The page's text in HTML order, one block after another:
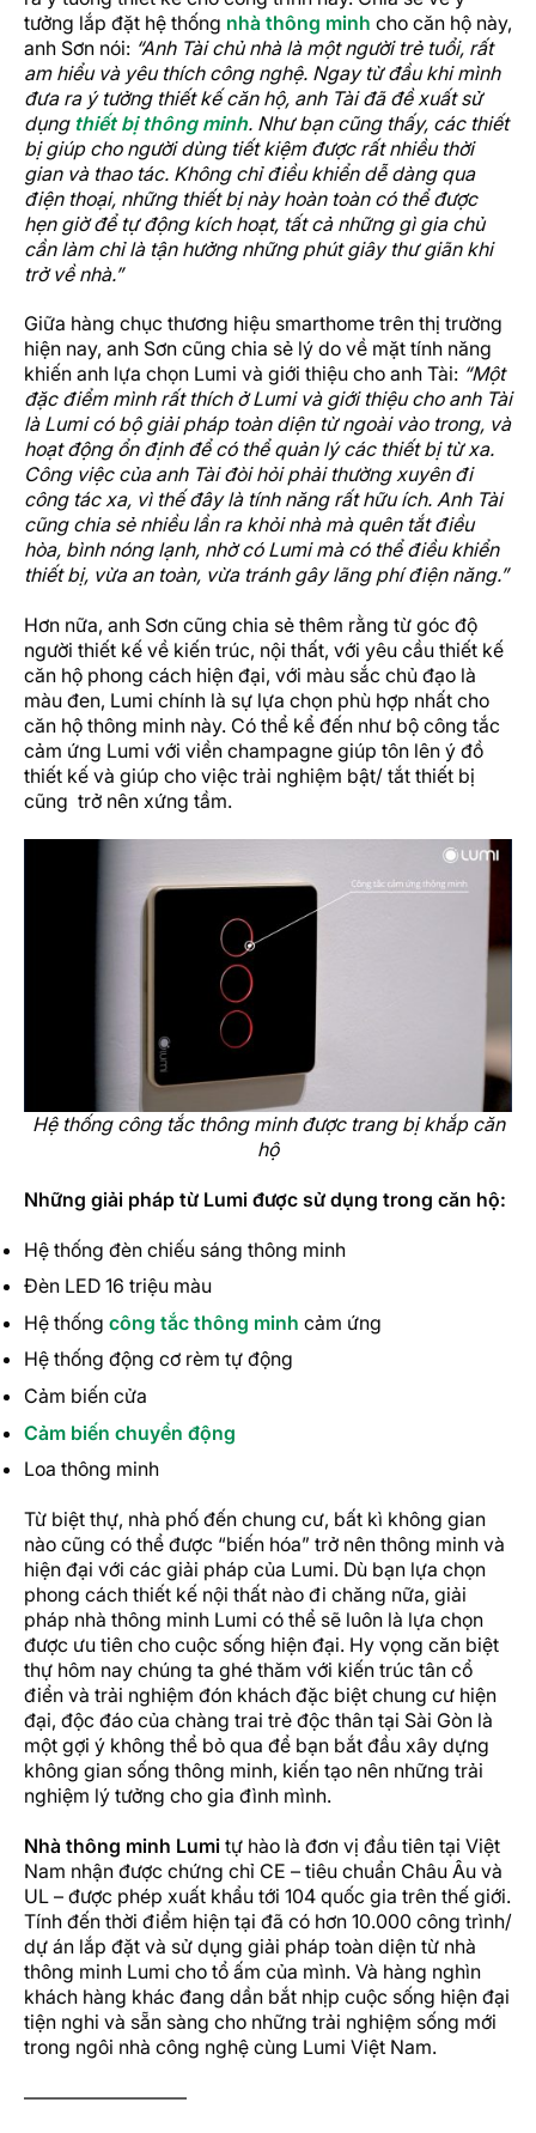
tưởng lắp đặt hệ thống nhà thông minh cho căn hộ này,
anh Sơn nói: “Anh Tài chủ nhà là một người trẻ tuổi, rất
am hiểu và yêu thích công nghệ. Ngay từ đầu khi mình
đưa ra ý tưởng thiết kế căn hộ, anh Tài đã đề xuất sử
dụng thiết bị thông minh. Như bạn cũng thấy, các thiết
bị giúp cho người dùng tiết kiệm được rất nhiều thời
gian và thao tác. Không chỉ điều khiển dễ dàng qua
điện thoại, những thiết bị này hoàn toàn có thể được
hẹn giờ để tự động kích hoạt, tất cả những gì gia chủ
cần làm chỉ là tận hưởng những phút giây thư giãn khi
trở về nhà.”
Giữa hàng chục thương hiệu smarthome trên thị trường
hiện nay, anh Sơn cũng chia sẻ lý do về mặt tính năng
khiến anh lựa chọn Lumi và giới thiệu cho anh Tài: “Một
đặc điểm mình rất thích ở Lumi và giới thiệu cho anh Tài
là Lumi có bộ giải pháp toàn diện từ ngoài vào trong, và
hoạt động ổn định để có thể quản lý các thiết bị từ xa.
Công việc của anh Tài đòi hỏi phải thường xuyên đi
công tác xa, vì thế đây là tính năng rất hữu ích. Anh Tài
cũng chia sẻ nhiều lần ra khỏi nhà mà quên tắt điều
hòa, bình nóng lạnh, nhờ có Lumi mà có thể điều khiển
thiết bị, vừa an toàn, vừa tránh gây lãng phí điện năng.”
Hơn nữa, anh Sơn cũng chia sẻ thêm rằng từ góc độ
người thiết kế về kiến trúc, nội thất, với yêu cầu thiết kế
căn hộ phong cách hiện đại, với màu sắc chủ đạo là
màu đen, Lumi chính là sự lựa chọn phù hợp nhất cho
căn hộ thông minh này. Có thể kể đến như bộ công tắc
cảm ứng Lumi với viền champagne giúp tôn lên ý đồ
thiết kế và giúp cho việc trải nghiệm bật/ tắt thiết bị
cũng trở nên xứng tầm.
Hệ thống công tắc thông minh được trang bị khắp căn
hộ
Những giải pháp từ Lumi được sử dụng trong căn hộ:
Hệ thống đèn chiếu sáng thông minh
Đèn LED 16 triệu màu
Hệ thống công tắc thông minh cảm ứng
Hệ thống động cơ rèm tự động
Cảm biến cửa
Cảm biến chuyển động
Loa thông minh
Từ biệt thự, nhà phố đến chung cư, bất kì không gian
nào cũng có thể được “biến hóa” trở nên thông minh và
hiện đại với các giải pháp của Lumi. Dù bạn lựa chọn
phong cách thiết kế nội thất nào đi chăng nữa, giải
pháp nhà thông minh Lumi có thể sẽ luôn là lựa chọn
được ưu tiên cho cuộc sống hiện đại. Hy vọng căn biệt
thự hôm nay chúng ta ghé thăm với kiến trúc tân cổ
điển và trải nghiệm đón khách đặc biệt chung cư hiện
đại, độc đáo của chàng trai trẻ độc thân tại Sài Gòn là
một gợi ý không thể bỏ qua để bạn bắt đầu xây dựng
không gian sống thông minh, kiến tạo nên những trải
nghiệm lý tưởng cho gia đình mình.
Nhà thông minh Lumi tự hào là đơn vị đầu tiên tại Việt
Nam nhận được chứng chỉ CE – tiêu chuẩn Châu Âu và
UL – được phép xuất khẩu tới 104 quốc gia trên thế giới.
Tính đến thời điểm hiện tại đã có hơn 10.000 công trình/
dự án lắp đặt và sử dụng giải pháp toàn diện từ nhà
thông minh Lumi cho tổ ấm của mình. Và hàng nghìn
khách hàng khác đang dần bắt nhịp cuộc sống hiện đại
tiện nghi và sẵn sàng cho những trải nghiệm sống mới
trong ngôi nhà công nghệ cùng Lumi Việt Nam.
————————–